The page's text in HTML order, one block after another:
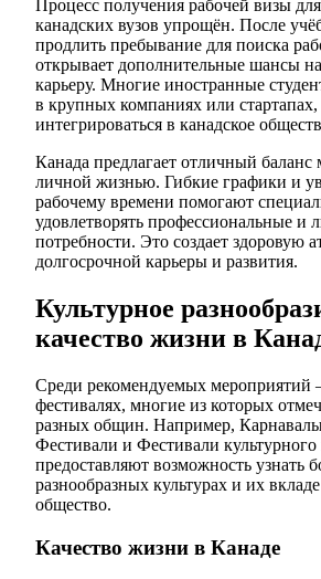
Процесс получения рабочей визы
канадских вузов упрощён. После
продлить пребывание для поиска
открывает дополнительные шансы
карьеру. Многие иностранные
в крупных компаниях или стартапах,
интегрироваться в канадское
Канада предлагает отличный баланс
личной жизнью. Гибкие графики и
рабочему времени помогают
удовлетворять профессиональные и
потребности. Это создает здоровую
долгосрочной карьеры и развития.
Культурное
качество жизни в
Среди рекомендуемых мероприятий
фестивалях, многие из которых
разных общин. Например,
Фестивали и Фестивали культурного
предоставляют возможность узнать
разнообразных культурах и их
общество.
Качество жизни в Канаде